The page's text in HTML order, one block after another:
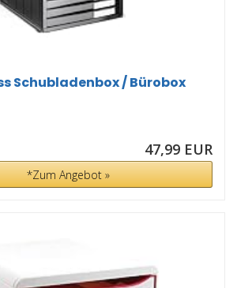
Schubladenbox / Bürobox
47,99 EUR
*Zum Angebot »